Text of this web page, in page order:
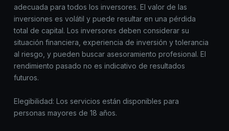
adecuada para todos los inversores. El valor de las
inversiones es volátil y puede resultar en una pérdida
total de capital. Los inversores deben considerar su
situación financiera, experiencia de inversión y tolerancia
al riesgo, y pueden buscar asesoramiento profesional. El
rendimiento pasado no es indicativo de resultados
futuros.
Elegibilidad: Los servicios están disponibles para
personas mayores de 18 años.